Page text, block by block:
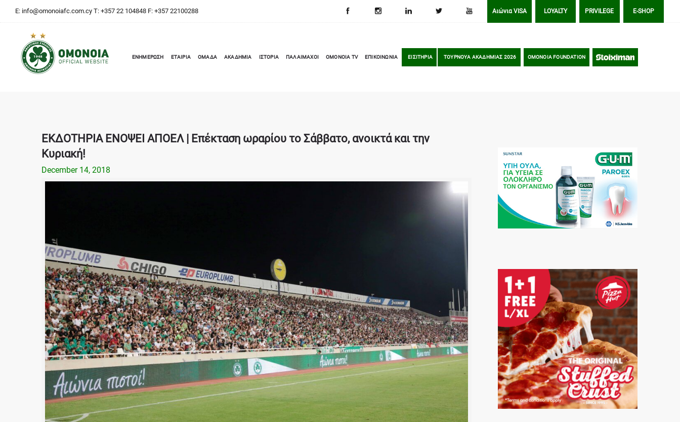
E: info@omonoiafc.com.cy T: +357 22 104848 F: +357 22100288 Αιώνια VISA LOYALTY PRIVILEGE E-SHOP
ΕΝΗΜΕΡΩΣΗ ΕΤΑΙΡΙΑ ΟΜΑΔΑ ΑΚΑΔΗΜΙΑ ΙΣΤΟΡΙΑ ΠΑΛΑΙΜΑΧΟΙ OMONOIA TV ΕΠΙΚΟΙΝΩΝΙΑ ΕΙΣΙΤΗΡΙΑ ΤΟΥΡΝΟΥΑ ΑΚΑΔΗΜΙΑΣ 2026 OMONOIA FOUNDATION STOIXIMAN
ΕΚΔΟΤΗΡΙΑ ΕΝΟΨΕΙ ΑΠΟΕΛ | Επέκταση ωραρίου το Σάββατο, ανοικτά και την
Κυριακή!
December 14, 2018